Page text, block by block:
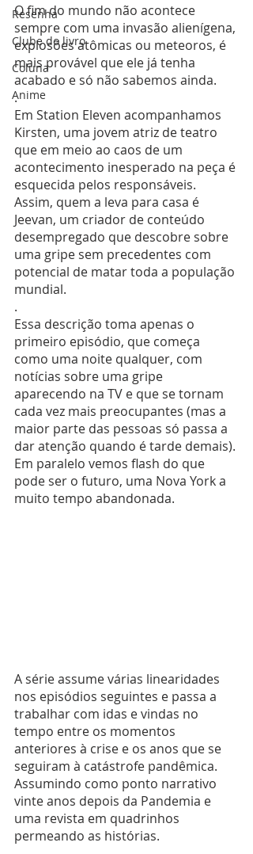
Resenha
Clube do livro
Coluna
Anime
O fim do mundo não acontece
sempre com uma invasão alienígena,
explosões atômicas ou meteoros, é
mais provável que ele já tenha
acabado e só não sabemos ainda.
.
Em Station Eleven acompanhamos
Kirsten, uma jovem atriz de teatro
que em meio ao caos de um
acontecimento inesperado na peça é
esquecida pelos responsáveis.
Assim, quem a leva para casa é
Jeevan, um criador de conteúdo
desempregado que descobre sobre
uma gripe sem precedentes com
potencial de matar toda a população
mundial.
.
Essa descrição toma apenas o
primeiro episódio, que começa
como uma noite qualquer, com
notícias sobre uma gripe
aparecendo na TV e que se tornam
cada vez mais preocupantes (mas a
maior parte das pessoas só passa a
dar atenção quando é tarde demais).
Em paralelo vemos flash do que
pode ser o futuro, uma Nova York a
muito tempo abandonada.
A série assume várias linearidades
nos episódios seguintes e passa a
trabalhar com idas e vindas no
tempo entre os momentos
anteriores à crise e os anos que se
seguiram à catástrofe pandêmica.
Assumindo como ponto narrativo
vinte anos depois da Pandemia e
uma revista em quadrinhos
permeando as histórias.